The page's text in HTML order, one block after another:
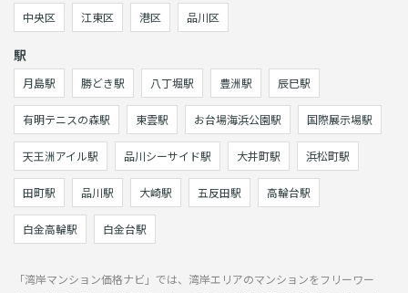
中央区 江東区 港区 品川区
駅
月島駅 勝どき駅 八丁堀駅 豊洲駅 辰巳駅
有明テニスの森駅 東雲駅 お台場海浜公園駅 国際展示場駅
天王洲アイル駅 品川シーサイド駅 大井町駅 浜松町駅
田町駅 品川駅 大崎駅 五反田駅 高輪台駅
白金高輪駅 白金台駅
「湾岸マンション価格ナビ」では、湾岸エリアのマンションをフリーワー